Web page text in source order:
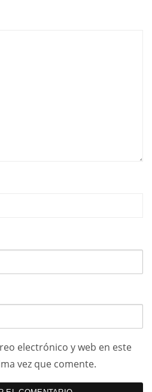
electrónico y web en este
vez que comente.